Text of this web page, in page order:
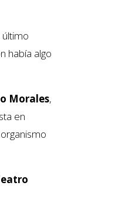
había algo
Morales,
en